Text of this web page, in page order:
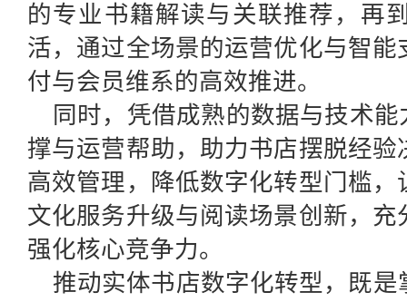
的专业书籍解读与关联推荐，再
活，通过全场景的运营优化与智
付与会员维系的高效推进。
同时，凭借成熟的数据与技术
撑与运营帮助，助力书店摆脱经
高效管理，降低数字化转型门槛
文化服务升级与阅读场景创新，
强化核心竞争力。
推动实体书店数字化转型，既